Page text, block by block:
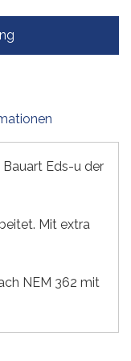
Eds-u der
Mit extra
NEM 362 mit